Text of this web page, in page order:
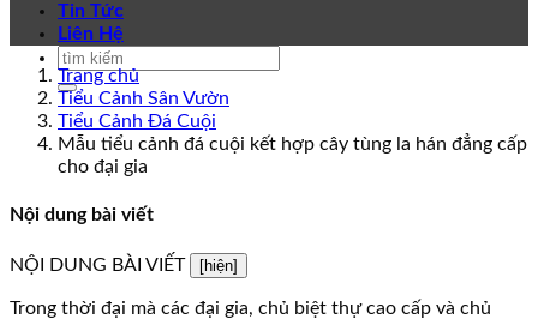
Tin Tức
Liên Hệ
Trang chủ
Tiểu Cảnh Sân Vườn
Tiểu Cảnh Đá Cuội
Mẫu tiểu cảnh đá cuội kết hợp cây tùng la hán đẳng cấp
cho đại gia
Nội dung bài viết
NỘI DUNG BÀI VIẾT [hiện]
Trong thời đại mà các đại gia, chủ biệt thự cao cấp và chủ